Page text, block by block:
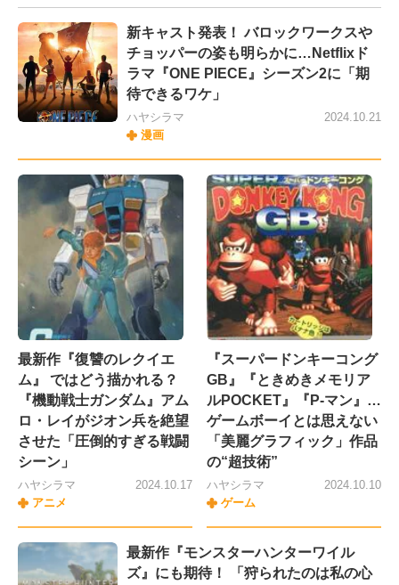
新キャスト発表！ バロックワークスや
チョッパーの姿も明らかに…Netflixド
ラマ『ONE PIECE』シーズン2に「期
待できるワケ」
ハヤシラマ
漫画
2024.10.21
最新作『復讐のレクイエ
ム』 ではどう描かれる？
『機動戦士ガンダム』アム
ロ・レイがジオン兵を絶望
させた「圧倒的すぎる戦闘
シーン」
ハヤシラマ
アニメ
2024.10.17
『スーパードンキーコング
GB』『ときめきメモリア
ルPOCKET』『P-マン』…
ゲームボーイとは思えない
「美麗グラフィック」作品
の“超技術”
ハヤシラマ
ゲーム
2024.10.10
最新作『モンスターハンターワイル
ズ』にも期待！ 「狩られたのは私の心